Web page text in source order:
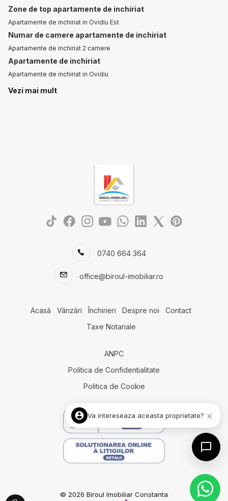
Zone de top apartamente de inchiriat
Apartamente de inchiriat in Ovidiu Est
Numar de camere apartamente de inchiriat
Apartamente de inchiriat 2 camere
Apartamente de inchiriat
Apartamente de inchiriat in Ovidiu
Apartamente de inchiriat in Ovidiu Est
Spatii birouri de inchiriat in Constanta
Spatii birouri de inchiriat in Constanta Casa de Cultura
Vezi mai mult
0740 664 364
office@biroul-imobiliar.ro
Acasă Vânzări Închirieri Despre noi
Contact
Taxe Notariale
ANPC
Politica de Confidentialitate
Politica de Cookie
© 2026 Biroul Imobiliar Constanta
Va intereseaza aceasta proprietate? ×